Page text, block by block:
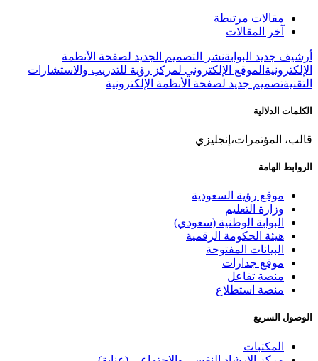
مقالات مرتبطة
آخر المقالات
أرشيف جديد البوابةنشر التصميم الجديد لصفحة الأنظمة
الإلكترونية الموقع الإلكتروني لمركز رؤية للتدريب والاستشارات
التقنيةتصميم جديد لصفحة الأنظمة الإلكترونية
الكلمات الدلالية
قالب، المؤتمرات،إنجليزي
الروابط الهامة
موقع رؤية السعودية
وزارة التعليم
البوابة الوطنية (سعودي)
هيئة الحكومة الرقمية
البيانات المفتوحة
موقع جدارات
منصة تفاعل
منصة استطلاع
الوصول السريع
المكتبات